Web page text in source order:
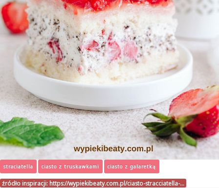
straciatella ciasto z truskawkami ciasto z galaretką
źródło inspiracji: https://wypiekibeaty.com.pl/ciasto-stracciatella-…